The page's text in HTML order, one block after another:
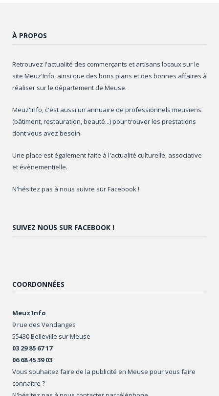
À PROPOS
Retrouvez l'actualité des commerçants et artisans locaux sur le
site Meuz'Info, ainsi que des bons plans et des bonnes affaires à
réaliser sur le département de Meuse.
Meuz'Info, c'est aussi un annuaire de professionnels meusiens
(bâtiment, restauration, beauté...) pour trouver les prestations
dont vous avez besoin.
Une place est également faite à l'actualité culturelle, associative
et évènementielle.
N'hésitez pas à nous suivre sur Facebook !
SUIVEZ NOUS SUR FACEBOOK !
COORDONNÉES
Meuz'Info
9 rue des Vendanges
55430 Belleville sur Meuse
03 29 85 67 17
06 68 45 39 03
Vous souhaitez faire de la publicité en Meuse pour vous faire
connaître ?